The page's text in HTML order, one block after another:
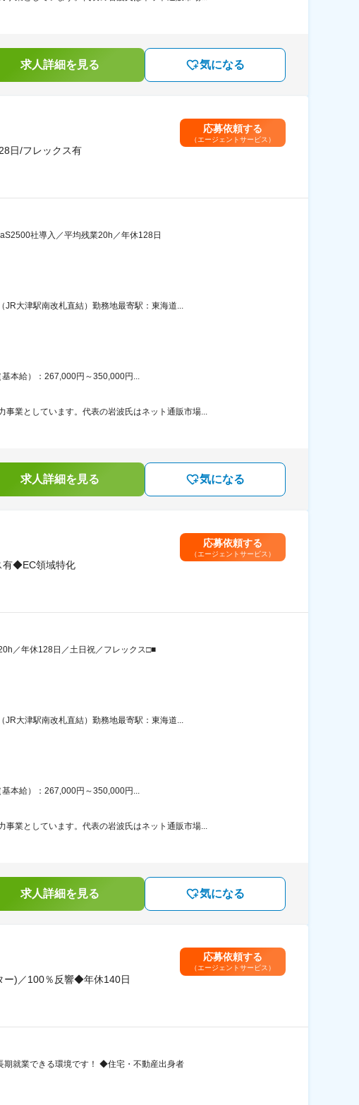
求人詳細を見る 気になる
日/フレックス有
応募依頼する
（エージェントサービス）
社導入／平均残業20h／年休128日
JR大津駅南改札直結）勤務地最寄駅：東海道...
本給）：267,000円～350,000円...
事業としています。代表の岩波氏はネット通販市場...
求人詳細を見る 気になる
有◆EC領域特化
応募依頼する
（エージェントサービス）
／年休128日／土日祝／フレックス□■
JR大津駅南改札直結）勤務地最寄駅：東海道...
本給）：267,000円～350,000円...
事業としています。代表の岩波氏はネット通販市場...
求人詳細を見る 気になる
ー)／100％反響◆年休140日
応募依頼する
（エージェントサービス）
就業できる環境です！ ◆住宅・不動産出身者